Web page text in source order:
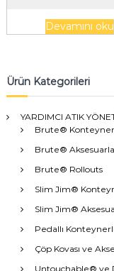
Devamını oku
Ürün Kategorileri
YARDIMCI ATIK
Brute®
Brute®
Brute® Rollouts
Slim Jim®
Slim Jim®
Pedallı
Çöp Kovası ve
Untouchable® ve